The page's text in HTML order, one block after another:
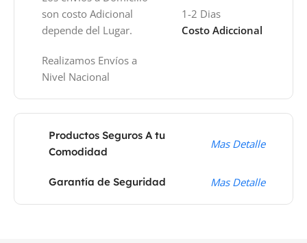
son costo Adicional
depende del Lugar.
Realizamos Envíos a
Nivel Nacional
1-2 Dias
Costo Adiccional
Productos Seguros A tu
Comodidad
Mas Detalle
Garantía de Seguridad Mas Detalle